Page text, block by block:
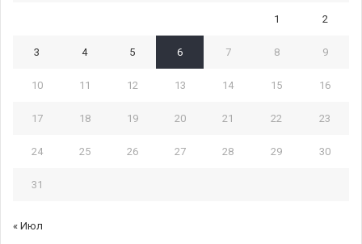
1 2
3 4 5 6 7 8 9
10 11 12 13 14 15 16
17 18 19 20 21 22 23
24 25 26 27 28 29 30
31
« Июл